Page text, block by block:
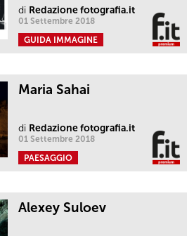
di Redazione fotografia.it
01 Settembre 2018
GUIDA IMMAGINE
Maria Sahai
di Redazione fotografia.it
01 Settembre 2018
PAESAGGIO
Alexey Suloev